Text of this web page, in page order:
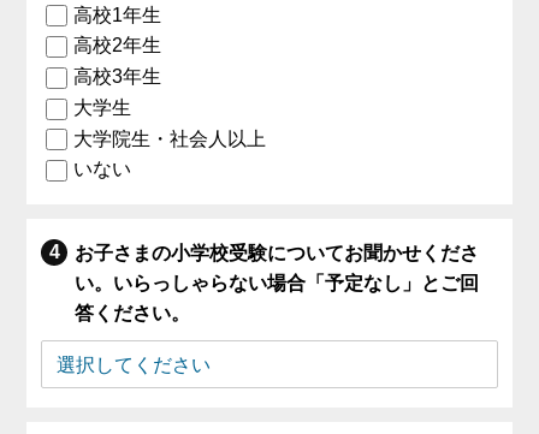
高校1年生
高校2年生
高校3年生
大学生
大学院生・社会人以上
いない
お子さまの小学校受験についてお聞かせくださ
い。いらっしゃらない場合「予定なし」とご回
答ください。